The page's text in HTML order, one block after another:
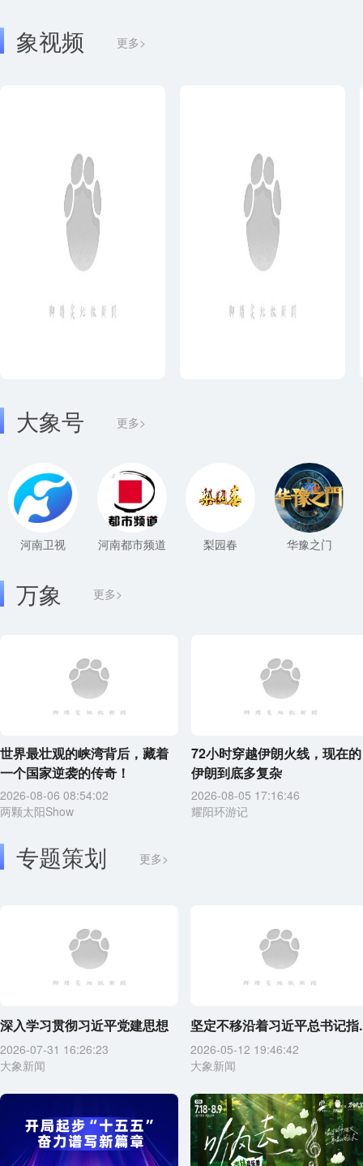
象视频 更多>
大象号 更多>
河南卫视 河南都市频道 梨园春 华豫之门
更多>
万象
世界最壮观的峡湾背后，藏着
一个国家逆袭的传奇！
2026-08-06 08:54:02
两颗太阳Show
72小时穿越伊朗火线，现在的
伊朗到底多复杂
2026-08-05 17:16:46
耀阳环游记
专题策划 更多>
深入学习贯彻习近平党建思想
2026-07-31 16:26:23
大象新闻
坚定不移沿着习近平总书记指
2026-05-12 19:46:42
大象新闻